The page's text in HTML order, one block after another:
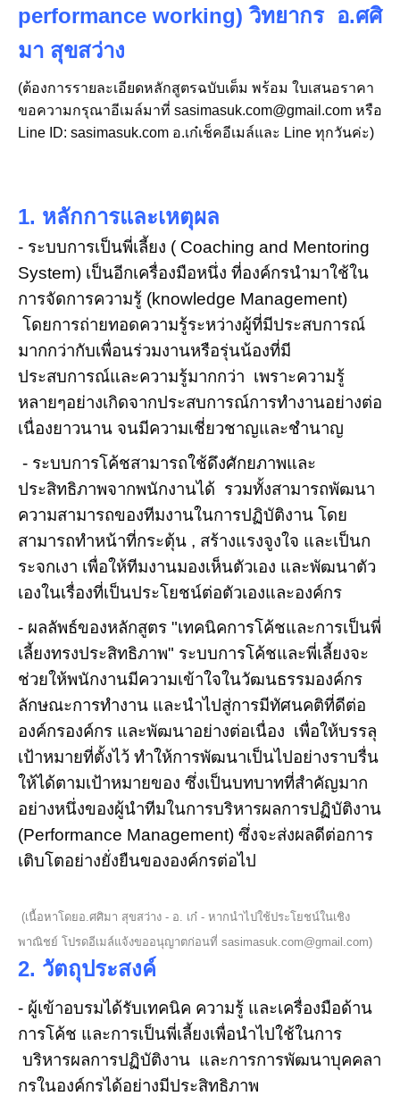
performance working)วิทยากร อ.ศศิ
มา สุขสว่าง
(ต้องการรายละเอียดหลักสูตรฉบับเต็ม พร้อม ใบเสนอราคา
ขอความกรุณาอีเมล์มาที่ sasimasuk.com@gmail.com หรือ
Line ID: sasimasuk.com อ.เก๋เช็คอีเมล์และ Line ทุกวันค่ะ)
1. หลักการและเหตุผล
- ระบบการเป็นพี่เลี้ยง ( Coaching and Mentoring
System) เป็นอีกเครื่องมือหนึ่ง ที่องค์กรนำมาใช้ใน
การจัดการความรู้ (knowledge Management)
โดยการถ่ายทอดความรู้ระหว่างผู้ที่มีประสบการณ์
มากกว่ากับเพื่อนร่วมงานหรือรุ่นน้องที่มี
ประสบการณ์และความรู้มากกว่า เพราะความรู้
หลายๆอย่างเกิดจากประสบการณ์การทำงานอย่างต่อ
เนื่องยาวนาน จนมีความเชี่ยวชาญและชำนาญ
- ระบบการโค้ชสามารถใช้ดึงศักยภาพและ
ประสิทธิภาพจากพนักงานได้ รวมทั้งสามารถพัฒนา
ความสามารถของทีมงานในการปฏิบัติงาน โดย
สามารถทำหน้าที่กระตุ้น , สร้างแรงจูงใจ และเป็นก
ระจกเงา เพื่อให้ทีมงานมองเห็นตัวเอง และพัฒนาตัว
เองในเรื่องที่เป็นประโยชน์ต่อตัวเองและองค์กร
- ผลลัพธ์ของหลักสูตร "เทคนิคการโค้ชและการเป็นพี่
เลี้ยงทรงประสิทธิภาพ" ระบบการโค้ชและพี่เลี้ยงจะ
ช่วยให้พนักงานมีความเข้าใจในวัฒนธรรมองค์กร
ลักษณะการทำงาน และนำไปสู่การมีทัศนคติที่ดีต่อ
องค์กรองค์กร และพัฒนาอย่างต่อเนื่อง เพื่อให้บรรลุ
เป้าหมายที่ตั้งไว้ ทำให้การพัฒนาเป็นไปอย่างราบรื่น
ให้ได้ตามเป้าหมายของ ซึ่งเป็นบทบาทที่สำคัญมาก
อย่างหนึ่งของผู้นำทีมในการบริหารผลการปฏิบัติงาน
(Performance Management) ซึ่งจะส่งผลดีต่อการ
เติบโตอย่างยั่งยืนขององค์กรต่อไป
(เนื้อหาโดยอ.ศศิมา สุขสว่าง - อ. เก๋ - หากนำไปใช้ประโยชน์ในเชิง
พาณิชย์ โปรดอีเมล์แจ้งขออนุญาตก่อนที่ sasimasuk.com@gmail.com)
2. วัตถุประสงค์
- ผู้เข้าอบรมได้รับเทคนิค ความรู้ และเครื่องมือด้าน
การโค้ช และการเป็นพี่เลี้ยงเพื่อนำไปใช้ในการ
บริหารผลการปฏิบัติงาน และการการพัฒนาบุคคลา
กรในองค์กรได้อย่างมีประสิทธิภาพ